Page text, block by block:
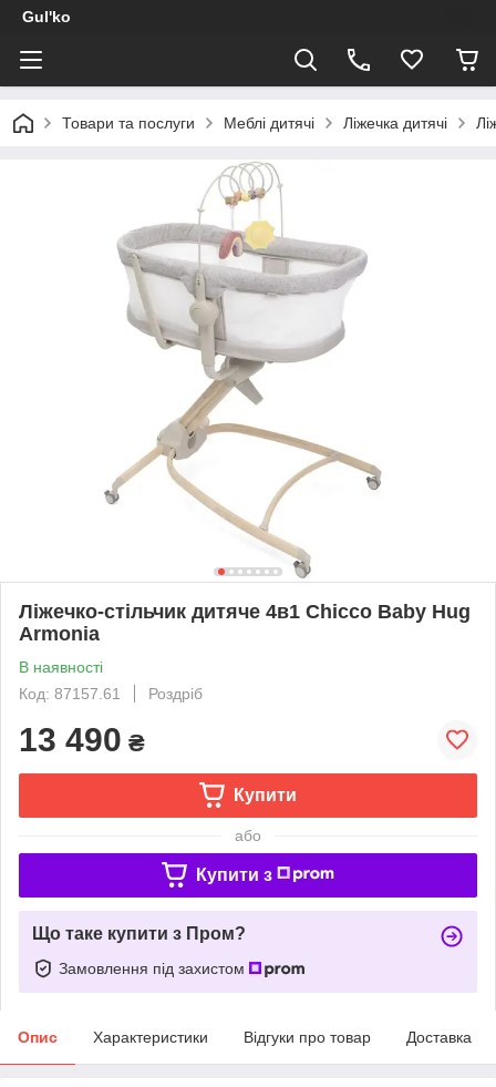
Gul'ko
Товари та послуги Меблі дитячі Ліжечка дитячі
Ліжечко-стільчик дитяче 4в1 Chicco Baby Hug
Armonia
В наявності
Код: 87157.61
Роздріб
13 490 ₴
Купити
або
Купити з
Що таке купити з Пром?
Замовлення під захистом
Опис Характеристики Відгуки про товар Доставка